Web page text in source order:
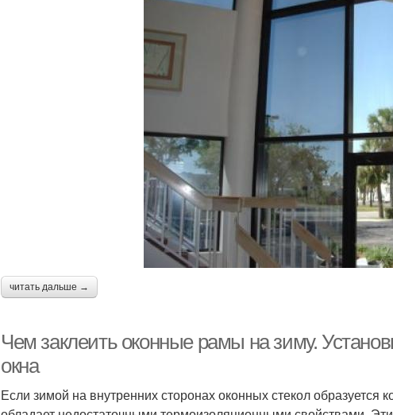
читать дальше →
Чем заклеить оконные рамы на зиму.
окна
Если зимой на внутренних сторонах оконных стекол образуется